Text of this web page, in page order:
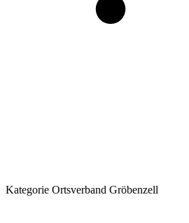
Kategorie Ortsverband Gröbenzell